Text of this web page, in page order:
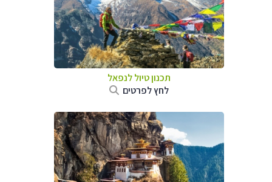
תכנון טיול לנפאל
לחץ לפרטים